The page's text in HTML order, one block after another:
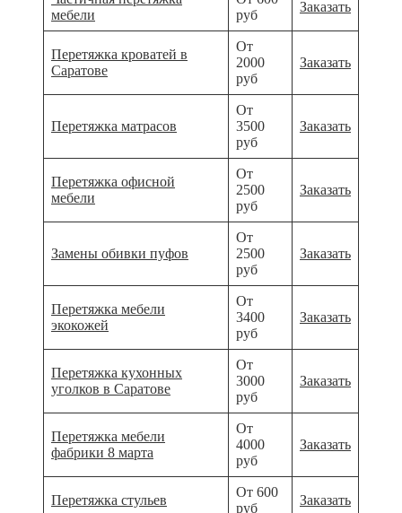
мебели
руб
Заказать
Перетяжка кроватей в
Саратове
От
2000
руб
Заказать
Перетяжка матрасов
От
3500
руб
Заказать
Перетяжка офисной
мебели
От
2500
руб
Заказать
Замены обивки пуфов
От
2500
руб
Заказать
Перетяжка мебели
экокожей
От
3400
руб
Заказать
Перетяжка кухонных
уголков в Саратове
От
3000
руб
Заказать
Перетяжка мебели
фабрики 8 марта
От
4000
руб
Заказать
Перетяжка стульев
От 600
руб
Заказать